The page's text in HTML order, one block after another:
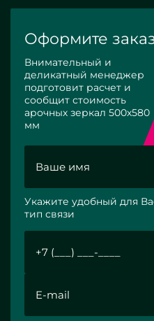
Оформите
Внимательный и
деликатный менеджер
подготовит расчет и
сообщит стоимость
арочных зеркал 500х580
мм
Укажите удобный для
тип связи